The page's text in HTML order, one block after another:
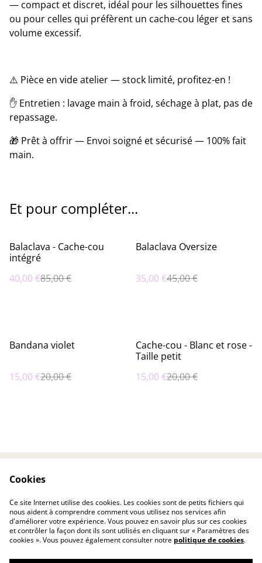
— compact et discret, idéal pour les silhouettes fines
ou pour celles qui préfèrent un cache-cou léger et sans
volume excessif.
⚠️ Pièce en vide atelier — stock limité, profitez-en !
✋ Entretien : lavage main à froid, séchage à plat, pas de
repassage.
🎁 Prêt à offrir — Envoi soigné et sécurisé — 100% fait
main.
Et pour compléter...
%
Balaclava - Cache-cou
intégré
40,00 €85,00 €
%
Balaclava Oversize
35,00 €45,00 €
%
Bandana violet
15,00 €20,00 €
%
Cache-cou - Blanc et rose -
Taille petit
15,00 €20,00 €
Politique de
confidentialité
Politique de cookies
Cookies
Ce site Internet utilise des cookies. Les cookies sont de petits fichiers qui
nous aident à comprendre comment vous utilisez nos services afin
d'améliorer votre expérience. Vous pouvez en savoir plus sur ces cookies
et contrôler la façon dont ils sont utilisés en cliquant sur « Paramètres des
cookies ». Vous pouvez également consulter notre politique de cookies.